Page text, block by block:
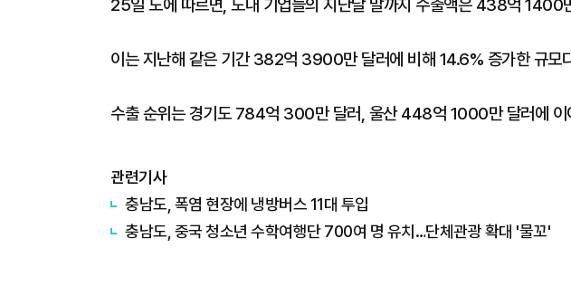
25일 도에 따르면, 도내 기업들의 지난달 말까지 수출액은 438억 1400
이는 지난해 같은 기간 382억 3900만 달러에 비해 14.6% 증가한 규모
수출 순위는 경기도 784억 300만 달러, 울산 448억 1000만 달러에 이
관련기사
충남도, 폭염 현장에 냉방버스 11대 투입
충남도, 중국 청소년 수학여행단 700여 명 유치…단체관광 확대 '물꼬'